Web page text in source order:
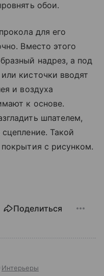
обои.
для его
Вместо этого
надрез, а под
кисточки вводят
и воздуха
к основе.
шпателем,
Такой
с рисунком.
Поделиться
Интерьеры